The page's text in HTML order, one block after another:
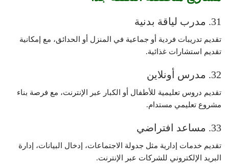
31. مدرب لياقة بدنية
تقديم تدريبات فردية أو جماعية في المنزل أو الحدائق، مع إمكانية
تقديم استشارات غذائية.
32. مدرس أونلاين
تقديم دروس تعليمية للأطفال أو الكبار عبر الإنترنت، مع فرصة بناء
مشروع تعليمي مستدام.
33. مساعد افتراضي
تقديم خدمات إدارية مثل جدولة الاجتماعات، إدخال البيانات، إدارة
البريد الإلكتروني للشركات عبر الإنترنت.